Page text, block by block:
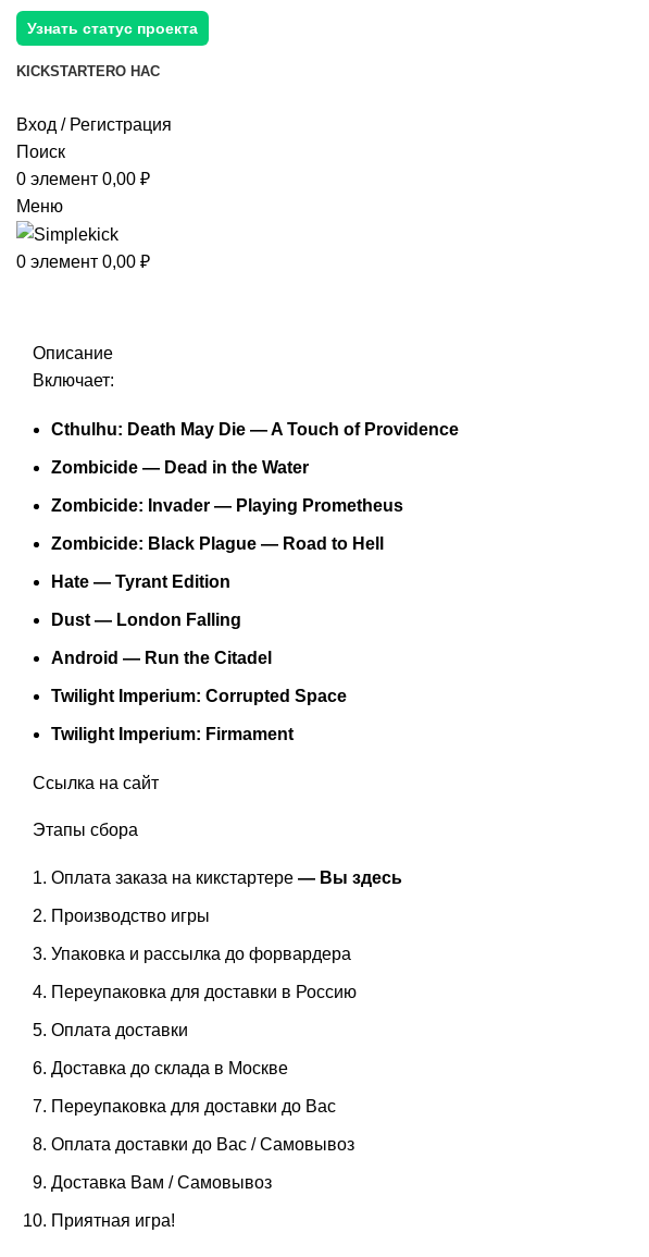
Узнать статус проекта
KICKSTARTERО НАС
Вход / Регистрация
Поиск
0 элемент 0,00 ₽
Меню
0 элемент 0,00 ₽
Описание
Включает:
Cthulhu: Death May Die — A Touch of Providence
Zombicide — Dead in the Water
Zombicide: Invader — Playing Prometheus
Zombicide: Black Plague — Road to Hell
Hate — Tyrant Edition
Dust — London Falling
Android — Run the Citadel
Twilight Imperium: Corrupted Space
Twilight Imperium: Firmament
Ссылка на сайт
Этапы сбора
Оплата заказа на кикстартере — Вы здесь
Производство игры
Упаковка и рассылка до форвардера
Переупаковка для доставки в Россию
Оплата доставки
Доставка до склада в Москве
Переупаковка для доставки до Вас
Оплата доставки до Вас / Самовывоз
Доставка Вам / Самовывоз
Приятная игра!